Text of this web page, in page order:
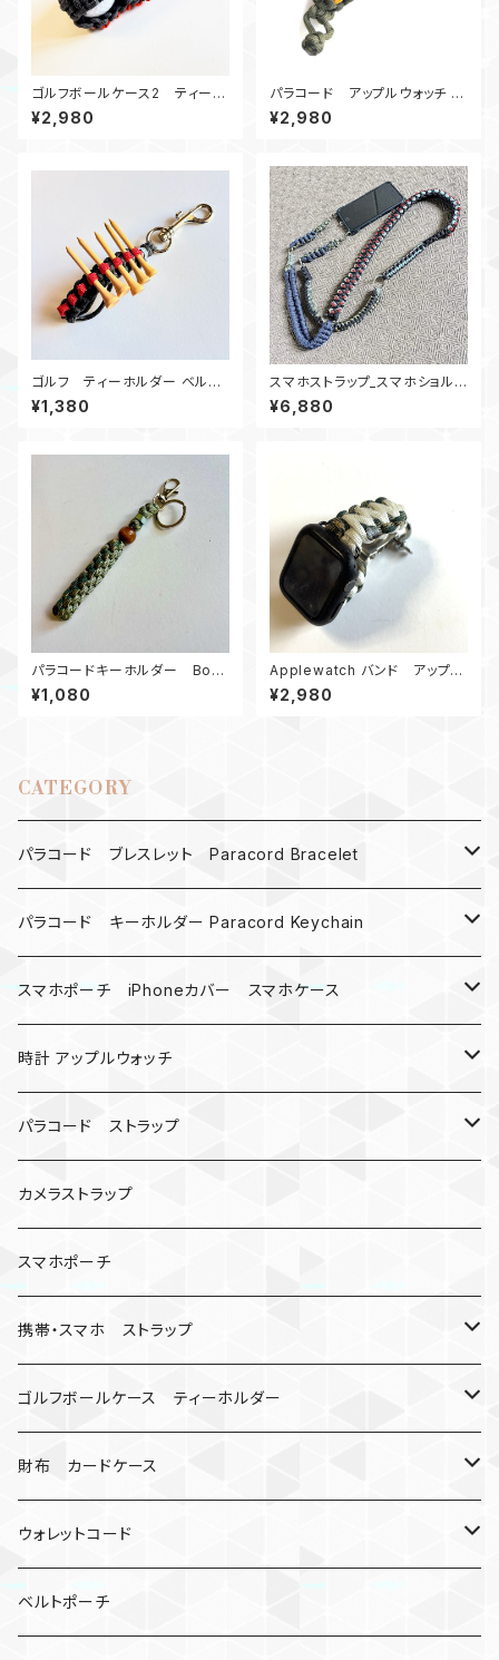
ゴルフボールケース2 ティーホ
ルダー Gオレンジ
¥2,980
パラコード アップルウォッチ バ
ンド44_ナット10_MM_OdG A
pple Watch
¥2,980
ゴルフ ティーホルダー ベルト
ループ グレー・赤 パラコード
¥1,380
スマホストラップ_スマホショルダ
ース_パラコードトラップ_竜使い
_4Ring
¥6,880
パラコードキーホルダー Box_
ウッドビーズ_M6_ デジタルカ
モ、カモ180
¥1,080
Applewatch バンド アップル
ウォッチ バンド44_シャックル_
キングコブラ_白カモ180
¥2,980
CATEGORY
パラコード ブレスレット Paracord Bracelet
MAD MAX
バックル
バックル無し
シャックル
数珠
パラコード キーホルダー Paracord Keychain
ハロウィン
コンパス
ベルトループ
クボタン
キーケース
人形
忍者
ミイラ
キャンプ道具
ナット
レザーマン
マルチツール
スマホポーチ iPhoneカバー スマホケース
楽天ミニ ケース
iPhone
時計 アップルウォッチ
カナビラウォッチ
腕時計
アップルウォッチ
バックル
マッドマックス
パラコード ストラップ
サバイバルツール
カメラストラップ
スマホポーチ
携帯・スマホ ストラップ
ネックストラップ・ショルダーストラップ
ハンドストラップ
リングストラップ
ゴルフボールケース ティーホルダー
ゴルフマーカー
ゴルフボールケース
ティーホルダー
財布 カードケース
コインケース
チューブ
ウォレットコード
2カラー
ベルトポーチ